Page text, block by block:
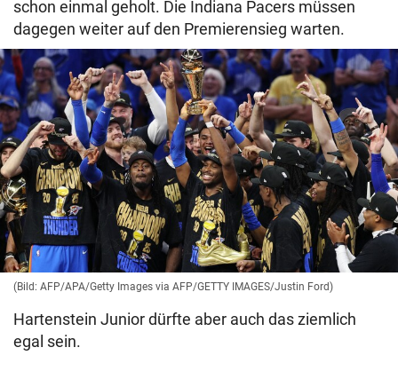
schon einmal geholt. Die Indiana Pacers müssen
dagegen weiter auf den Premierensieg warten.
(Bild: AFP/APA/Getty Images via AFP/GETTY IMAGES/Justin Ford)
Hartenstein Junior dürfte aber auch das ziemlich
egal sein.